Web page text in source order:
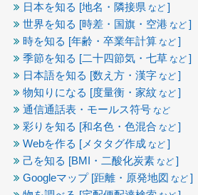
日本を知る [地名・隣接県 など ]
世界を知る [時差・国旗・空港 など ]
時を知る [年齢・卒業年計算 など ]
季節を知る [二十四節気・七草 など ]
日本語を知る [数え方・漢字 など ]
物知りになる [度量衡・家紋 など ]
通信通話表・モールス符号 など
彩りを知る [和名色・色混合 など ]
Webを作る [メタタグ作成 など ]
己を知る [BMI・二酸化炭素 など ]
Googleマップ [距離・原発地図 など ]